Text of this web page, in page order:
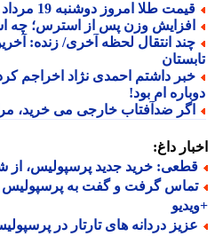
طلا امروز دوشنبه 19 مرداد 1405
وزن پس از استرس؛ چه
انتقال لحظه آخری/ زنده: آخرین
داشتم احمدی نژاد اخراجم کرده/
ام بود!
ضدآفتاب خارجی می خرید، مراقب
داغ:
خرید جدید پرسپولیس، از شمال
گرفت و گفت به پرسپولیس
دردانه های تارتار در